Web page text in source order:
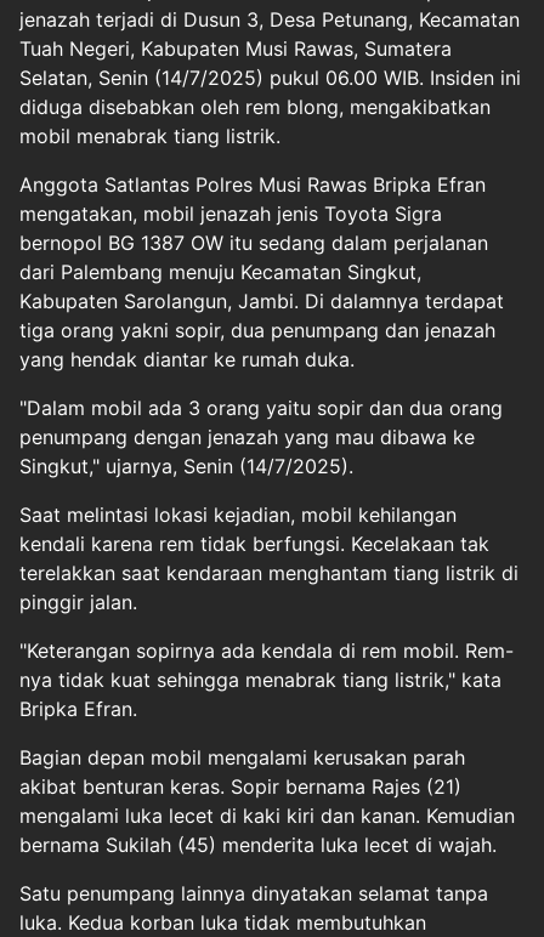
jenazah terjadi di Dusun 3, Desa Petunang, Kecamatan
Tuah Negeri, Kabupaten Musi Rawas, Sumatera
Selatan, Senin (14/7/2025) pukul 06.00 WIB. Insiden ini
diduga disebabkan oleh rem blong, mengakibatkan
mobil menabrak tiang listrik.
Anggota Satlantas Polres Musi Rawas Bripka Efran
mengatakan, mobil jenazah jenis Toyota Sigra
bernopol BG 1387 OW itu sedang dalam perjalanan
dari Palembang menuju Kecamatan Singkut,
Kabupaten Sarolangun, Jambi. Di dalamnya terdapat
tiga orang yakni sopir, dua penumpang dan jenazah
yang hendak diantar ke rumah duka.
"Dalam mobil ada 3 orang yaitu sopir dan dua orang
penumpang dengan jenazah yang mau dibawa ke
Singkut," ujarnya, Senin (14/7/2025).
Saat melintasi lokasi kejadian, mobil kehilangan
kendali karena rem tidak berfungsi. Kecelakaan tak
terelakkan saat kendaraan menghantam tiang listrik di
pinggir jalan.
"Keterangan sopirnya ada kendala di rem mobil. Rem-
nya tidak kuat sehingga menabrak tiang listrik," kata
Bripka Efran.
Bagian depan mobil mengalami kerusakan parah
akibat benturan keras. Sopir bernama Rajes (21)
mengalami luka lecet di kaki kiri dan kanan. Kemudian
bernama Sukilah (45) menderita luka lecet di wajah.
Satu penumpang lainnya dinyatakan selamat tanpa
luka. Kedua korban luka tidak membutuhkan